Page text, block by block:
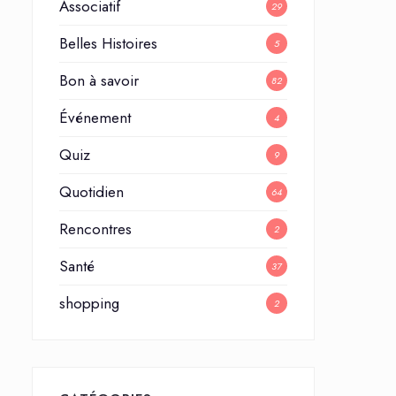
Associatif 29
Belles Histoires 5
Bon à savoir 82
Événement 4
Quiz 9
Quotidien 64
Rencontres 2
Santé 37
shopping 2